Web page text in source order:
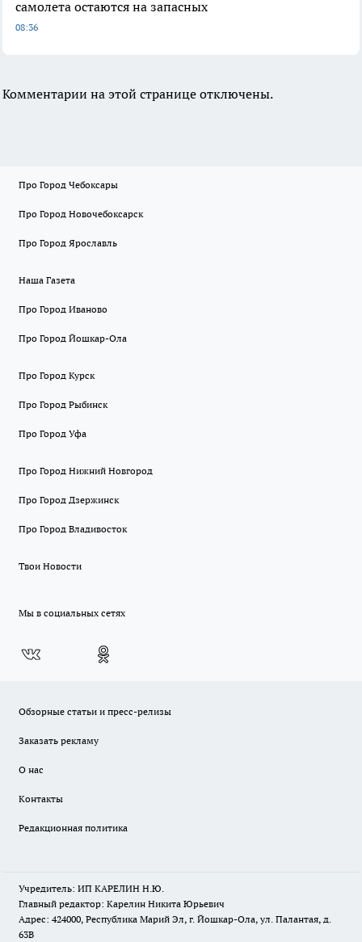
самолета остаются на запасных
08:36
Комментарии на этой странице отключены.
Про Город Чебоксары
Про Город Новочебоксарск
Про Город Ярославль
Наша Газета
Про Город Иваново
Про Город Йошкар-Ола
Про Город Курск
Про Город Рыбинск
Про Город Уфа
Про Город Нижний Новгород
Про Город Дзержинск
Про Город Владивосток
Твои Новости
Мы в социальных сетях
Обзорные статьи и пресс-релизы
Заказать рекламу
О нас
Контакты
Редакционная политика
Учредитель: ИП КАРЕЛИН Н.Ю.
Главный редактор: Карелин Никита Юрьевич
Адрес: 424000, Республика Марий Эл, г. Йошкар-Ола, ул. Палантая, д.
63В